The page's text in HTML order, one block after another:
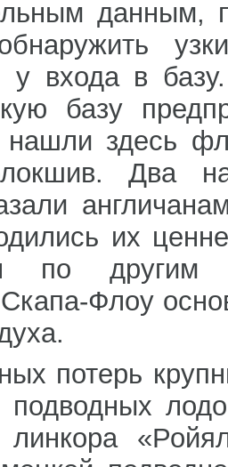
данным,
у входа в
базу
здесь
Два
их
по другим
Флоу
потерь
подводных